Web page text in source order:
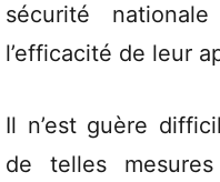
sécurité
l’efficacité de leur
Il n’est guère
de telles